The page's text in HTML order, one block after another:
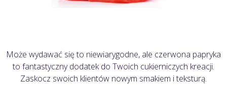
Może wydawać się to niewiarygodne, ale czerwona papryka
to fantastyczny dodatek do Twoich cukierniczych kreacji.
Zaskocz swoich klientów nowym smakiem i teksturą.